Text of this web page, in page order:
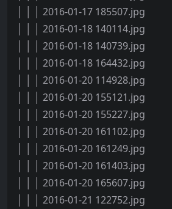
│ │ │ 2016-01-17 185507.jpg
│ │ │ 2016-01-18 140114.jpg
│ │ │ 2016-01-18 140739.jpg
│ │ │ 2016-01-18 164432.jpg
│ │ │ 2016-01-20 114928.jpg
│ │ │ 2016-01-20 155121.jpg
│ │ │ 2016-01-20 155227.jpg
│ │ │ 2016-01-20 161102.jpg
│ │ │ 2016-01-20 161249.jpg
│ │ │ 2016-01-20 161403.jpg
│ │ │ 2016-01-20 165607.jpg
│ │ │ 2016-01-21 122752.jpg